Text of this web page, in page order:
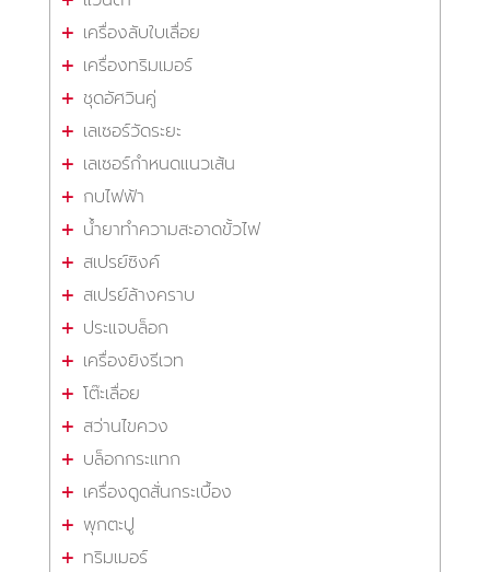
เครื่องลับใบเลื่อย
เครื่องทริมเมอร์
ชุดอัศวินคู่
เลเซอร์วัดระยะ
เลเซอร์กำหนดแนวเส้น
กบไฟฟ้า
น้ำยาทำความสะอาดขั้วไฟ
สเปรย์ซิงค์
สเปรย์ล้างคราบ
ประแจบล็อก
เครื่องยิงรีเวท
โต๊ะเลื่อย
สว่านไขควง
บล็อกกระแทก
เครื่องดูดสั่นกระเบื้อง
พุกตะปู
ทริมเมอร์